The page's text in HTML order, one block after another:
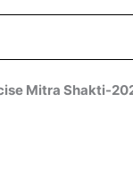
Mitra Shakti-